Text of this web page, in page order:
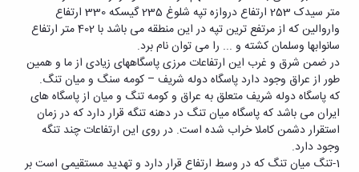
متر سیدک 253 ارتفاع دروازه تپه شلوغ 235 گیسکه 330 ارتفاع
واروالین که از مرتفع ترین تپه در این منطقه می باشد با 402 متر ارتفاع
سانوابها وسلمان کشته و ... را می توان نام برد.
در ضمن شرق و غرب این ارتفاعات مرزی پاسگاههای زیادی از ما و همین
طور از عراق وجود دارد پاسگاه دوله شریف – کومه سنگ و میان تنگ.
که پاسگاه دوله شریف متعلق به عراق و کومه تنگ و میان از پاسگاه های
ایران می باشد که پاسگاه میان تنگ در دهنه تنگه قرار دارد که در زمان
استقرار دشمن کاملا خراب شده است. در روی این ارتفاعات چند تنگه
وجود دارد.
1-تنگ میان تنگ که در وسط ارتفاع قرار دارد و تهدید مستقیمی است بر